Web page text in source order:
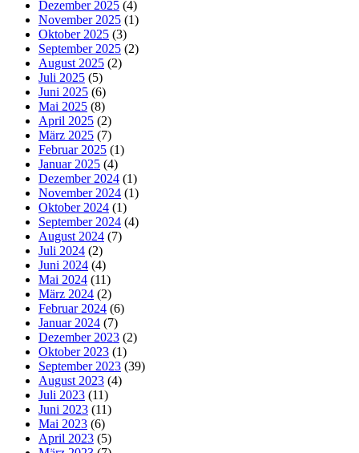
Dezember 2025 (4)
November 2025 (1)
Oktober 2025 (3)
September 2025 (2)
August 2025 (2)
Juli 2025 (5)
Juni 2025 (6)
Mai 2025 (8)
April 2025 (2)
März 2025 (7)
Februar 2025 (1)
Januar 2025 (4)
Dezember 2024 (1)
November 2024 (1)
Oktober 2024 (1)
September 2024 (4)
August 2024 (7)
Juli 2024 (2)
Juni 2024 (4)
Mai 2024 (11)
März 2024 (2)
Februar 2024 (6)
Januar 2024 (7)
Dezember 2023 (2)
Oktober 2023 (1)
September 2023 (39)
August 2023 (4)
Juli 2023 (11)
Juni 2023 (11)
Mai 2023 (6)
April 2023 (5)